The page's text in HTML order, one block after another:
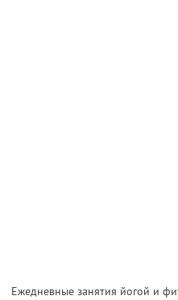
Ежедневные занятия йогой и